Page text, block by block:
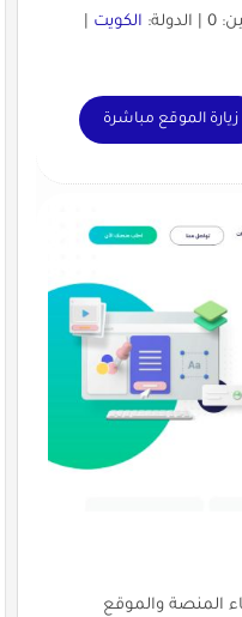
الكويت|
زيارة الموقع مباشرة
المنصة والموقع